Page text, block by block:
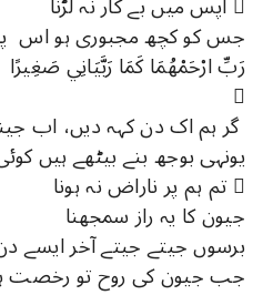
جس کو کچھ مجبوری ہو اس پر
رَبِّ ارْحَمْهُمَا كَمَا رَبَّيَانِي صَغِيرًا

گر ہم اک دن کہہ دیں، اب
یونہی بوجھ بنے بیٹھے ہیں
 تم ہم پر ناراض نہ ہونا
جیون کا یہ راز سمجھنا
برسوں جیتے جیتے آخر ایسے
جب جیون کی روح تو رخصت